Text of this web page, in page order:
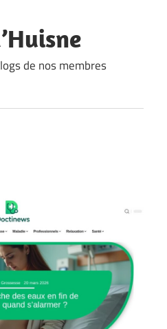
de nos membres